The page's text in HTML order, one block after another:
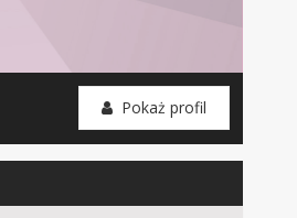
Pokaż profil